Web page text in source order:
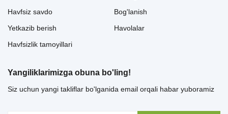
Havfsiz savdo
Yetkazib berish
Havfsizlik tamoyillari
Bog'lanish
Havolalar
Yangiliklarimizga obuna bo'ling!
Siz uchun yangi takliflar bo'lganida email orqali habar yuboramiz